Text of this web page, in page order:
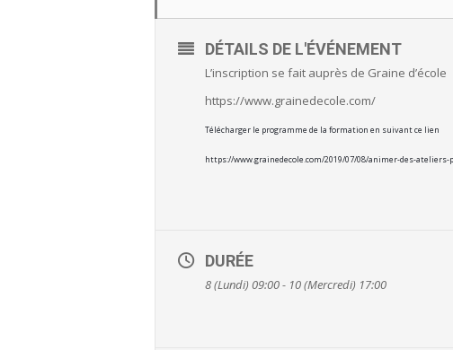
DÉTAILS DE L'ÉVÉNEMENT
L’inscription se fait auprès de Graine d’école
https://www.grainedecole.com/
Télécharger le programme de la formation en suivant ce lien
https://www.grainedecole.com/2019/07/08/animer-des-ateliers-
DURÉE
8 (Lundi) 09:00 - 10 (Mercredi) 17:00